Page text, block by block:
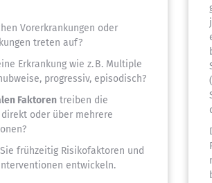
Vorerkrankungen oder
treten auf?
Erkrankung wie z. B. Multiple
progressiv, episodisch?
Faktoren treiben die
direkt oder über mehrere
frühzeitig Risikofaktoren und
entwickeln.